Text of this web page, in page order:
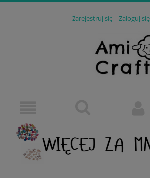
Zarejestruj się Zaloguj się